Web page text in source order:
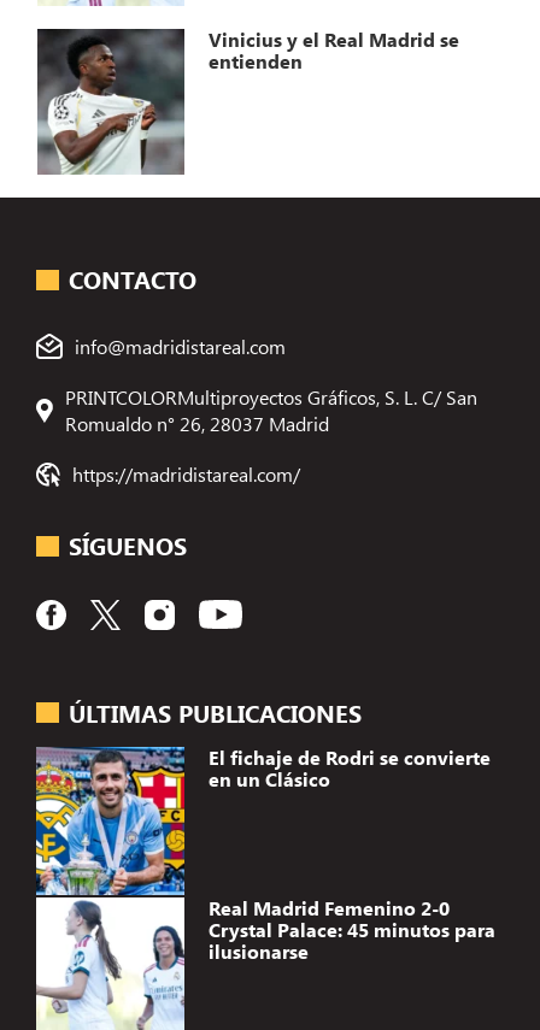
Vinicius y el Real Madrid se
entienden
ÚLTIMAS PUBLICACIONES
El fichaje de Rodri se convierte
en un Clásico
Real Madrid Femenino 2-0
Crystal Palace: 45 minutos para
ilusionarse
CONTACTO
info@madridistareal.com
PRINTCOLORMultiproyectos Gráficos, S. L. C/ San
Romualdo n° 26, 28037 Madrid
https://madridistareal.com/
SÍGUENOS